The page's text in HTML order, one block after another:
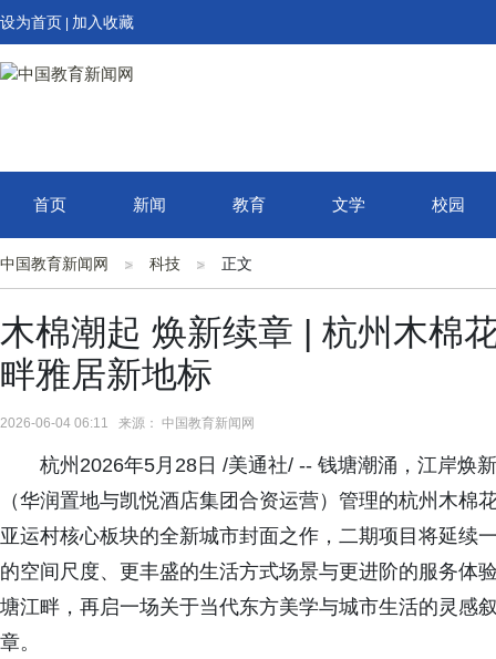
设为首页 加入收藏
首页 新闻 教育 文学 校园
中国教育新闻网 科技 正文
木棉潮起 焕新续章 | 杭州木棉
畔雅居新地标
2026-06-04 06:11 来源： 中国教育新闻网
杭州2026年5月28日 /美通社/ -- 钱塘潮涌，江岸焕
（华润置地与凯悦酒店集团合资运营）管理的杭州木
亚运村核心板块的全新城市封面之作，二期项目将延续
的空间尺度、更丰盛的生活方式场景与更进阶的服务体
塘江畔，再启一场关于当代东方美学与城市生活的灵感
章。